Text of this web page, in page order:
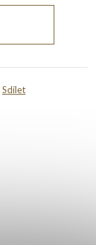
Sdílet